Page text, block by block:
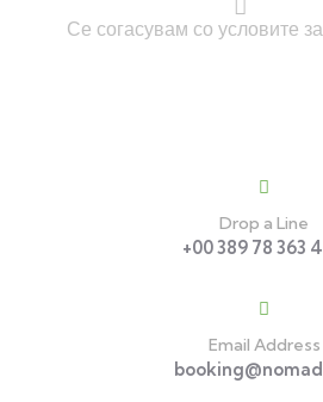
Се согасувам со условите
Drop a Line
+00 389 78 363
Email Address